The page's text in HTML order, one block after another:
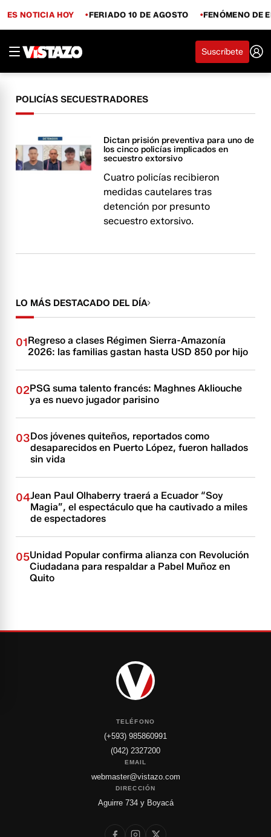
ES NOTICIA HOY FERIADO 10 DE AGOSTO FENÓMENO DE
Suscríbete
POLICÍAS SECUESTRADORES
Dictan prisión preventiva para uno de
los cinco policías implicados en
secuestro extorsivo
Cuatro policías recibieron
medidas cautelares tras
detención por presunto
secuestro extorsivo.
LO MÁS DESTACADO DEL DÍA
01Regreso a clases Régimen Sierra-Amazonía
2026: las familias gastan hasta USD 850 por hijo
02PSG suma talento francés: Maghnes Akliouche
ya es nuevo jugador parisino
03Dos jóvenes quiteños, reportados como
desaparecidos en Puerto López, fueron hallados
sin vida
04Jean Paul Olhaberry traerá a Ecuador “Soy
Magia”, el espectáculo que ha cautivado a miles
de espectadores
05Unidad Popular confirma alianza con Revolución
Ciudadana para respaldar a Pabel Muñoz en
Quito
TELÉFONO
(+593) 985860991
(042) 2327200
EMAIL
webmaster@vistazo.com
DIRECCIÓN
Aguirre 734 y Boyacá